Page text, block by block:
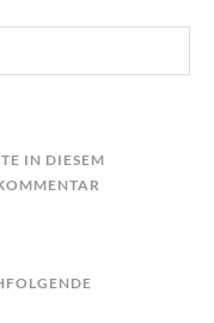
IN DIESEM